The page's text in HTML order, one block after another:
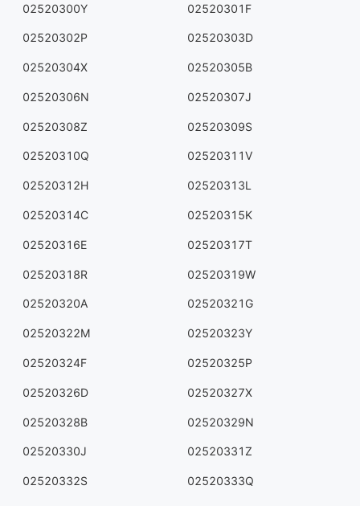
02520300Y 02520301F
02520302P 02520303D
02520304X 02520305B
02520306N 02520307J
02520308Z 02520309S
02520310Q 02520311V
02520312H 02520313L
02520314C 02520315K
02520316E 02520317T
02520318R 02520319W
02520320A 02520321G
02520322M 02520323Y
02520324F 02520325P
02520326D 02520327X
02520328B 02520329N
02520330J 02520331Z
02520332S 02520333Q